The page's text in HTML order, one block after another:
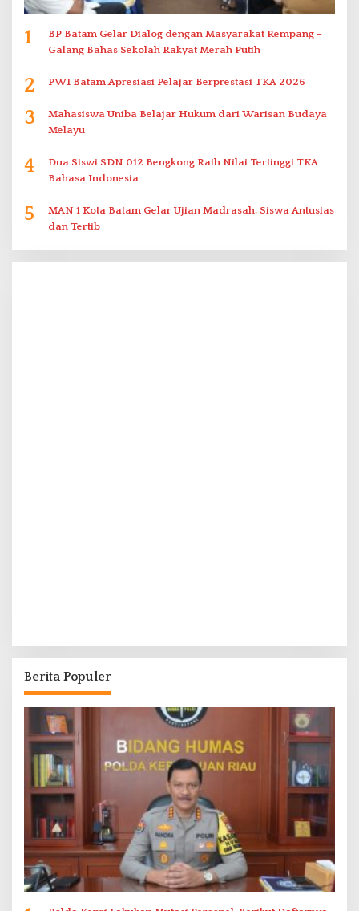
1
BP Batam Gelar Dialog dengan Masyarakat Rempang –
Galang Bahas Sekolah Rakyat Merah Putih
2 PWI Batam Apresiasi Pelajar Berprestasi TKA 2026
3
Mahasiswa Uniba Belajar Hukum dari Warisan Budaya
Melayu
4
Dua Siswi SDN 012 Bengkong Raih Nilai Tertinggi TKA
Bahasa Indonesia
5
MAN 1 Kota Batam Gelar Ujian Madrasah, Siswa Antusias
dan Tertib
Berita Populer